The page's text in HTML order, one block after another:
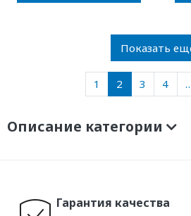
Показать
1 2 3 4
Описание категории
Гарантия качества